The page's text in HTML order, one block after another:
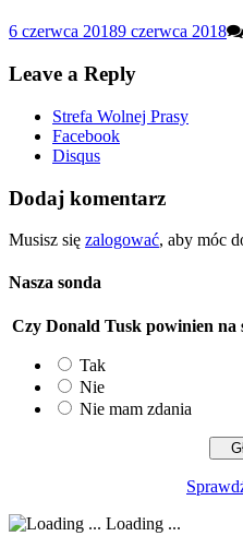
6 czerwca 20189 czerwca 2018
Leave a Reply
Strefa Wolnej Prasy
Facebook
Disqus
Dodaj komentarz
Musisz się zalogować, aby móc
Nasza sonda
Czy Donald Tusk powinien na
Tak
Nie
Nie mam zdania
Loading ...